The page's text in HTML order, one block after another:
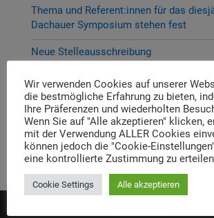
Thema und Referent:innen für das
Dachauer Symposium stehen fest
Neue Stelleausschreibung
Digitale Neuerscheinung: Launch der
Lernplattform „Memory Momentum“
Call for Applications: Dachau Autumn
Erinnern. Forschen. Vermitteln.
Wir verwenden Cookies auf unserer
die bestmögliche Erfahrung zu bieten,
Ihre Präferenzen und wiederholten
Wenn Sie auf "Alle akzeptieren" klicken,
mit der Verwendung ALLER Cookies
können jedoch die "Cookie-
eine kontrollierte Zustimmung zu
Cookie Settings Alle akzeptieren